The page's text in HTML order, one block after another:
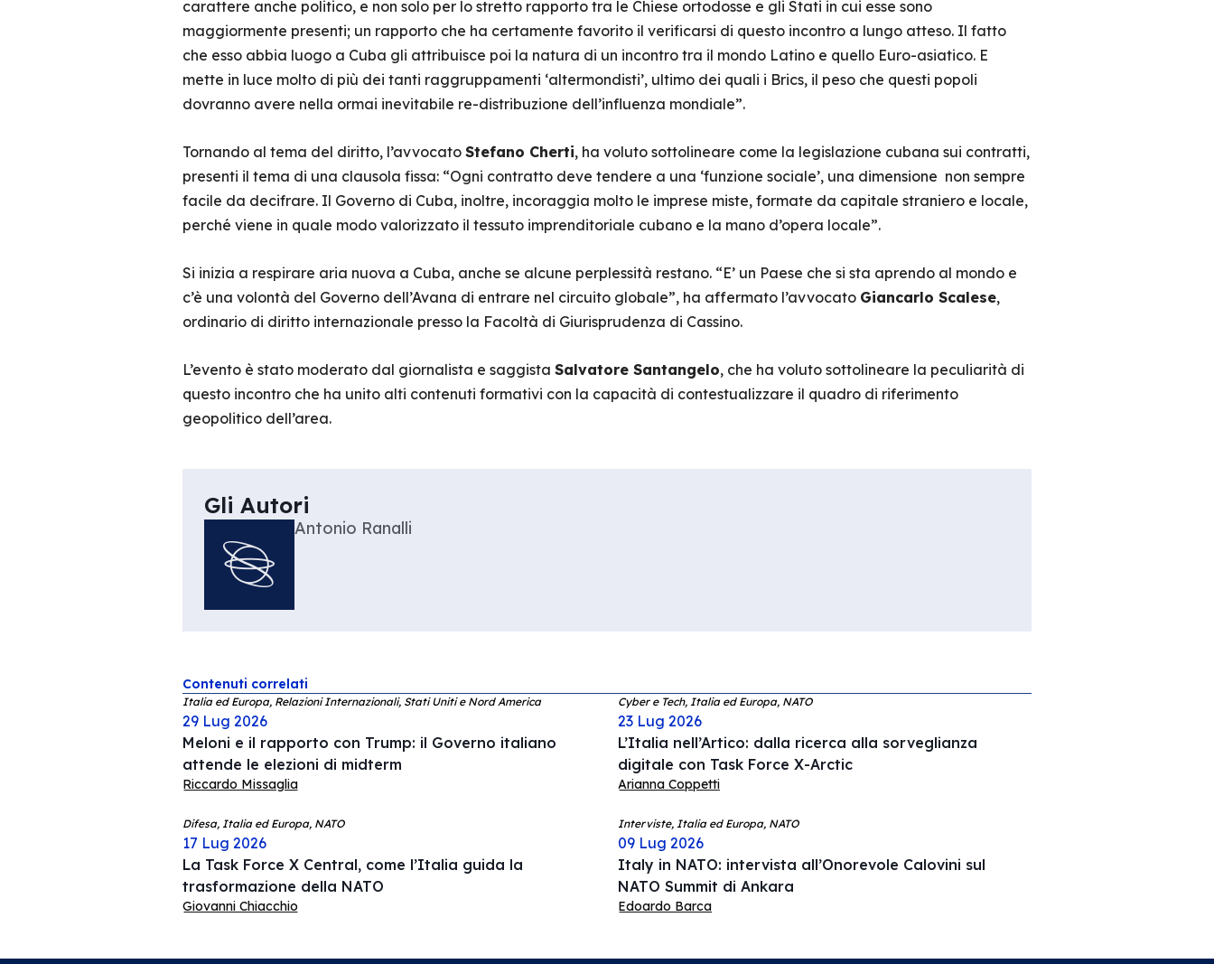
carattere anche politico, e non solo per lo stretto rapporto tra le Chiese ortodosse e gli Stati in cui esse sono
maggiormente presenti; un rapporto che ha certamente favorito il verificarsi di questo incontro a lungo atteso. Il fatto
che esso abbia luogo a Cuba gli attribuisce poi la natura di un incontro tra il mondo Latino e quello Euro-asiatico. E
mette in luce molto di più dei tanti raggruppamenti ‘altermondisti’, ultimo dei quali i Brics, il peso che questi popoli
dovranno avere nella ormai inevitabile re-distribuzione dell’influenza mondiale”.
Tornando al tema del diritto, l’avvocato Stefano Cherti, ha voluto sottolineare come la legislazione cubana sui contratti,
presenti il tema di una clausola fissa: “Ogni contratto deve tendere a una ‘funzione sociale’, una dimensione non sempre
facile da decifrare. Il Governo di Cuba, inoltre, incoraggia molto le imprese miste, formate da capitale straniero e locale,
perché viene in quale modo valorizzato il tessuto imprenditoriale cubano e la mano d’opera locale”.
Si inizia a respirare aria nuova a Cuba, anche se alcune perplessità restano. “E’ un Paese che si sta aprendo al mondo e
c’è una volontà del Governo dell’Avana di entrare nel circuito globale”, ha affermato l’avvocato Giancarlo Scalese,
ordinario di diritto internazionale presso la Facoltà di Giurisprudenza di Cassino.
L’evento è stato moderato dal giornalista e saggista Salvatore Santangelo, che ha voluto sottolineare la peculiarità di
questo incontro che ha unito alti contenuti formativi con la capacità di contestualizzare il quadro di riferimento
geopolitico dell’area.
Gli Autori
Antonio Ranalli
Contenuti correlati
Italia ed Europa, Relazioni Internazionali, Stati Uniti e Nord America
29 Lug 2026
Meloni e il rapporto con Trump: il Governo italiano
attende le elezioni di midterm
Riccardo Missaglia
Cyber e Tech, Italia ed Europa, NATO
23 Lug 2026
L’Italia nell’Artico: dalla ricerca alla sorveglianza
digitale con Task Force X-Arctic
Arianna Coppetti
Difesa, Italia ed Europa, NATO
17 Lug 2026
La Task Force X Central, come l’Italia guida la
trasformazione della NATO
Giovanni Chiacchio
Interviste, Italia ed Europa, NATO
09 Lug 2026
Italy in NATO: intervista all’Onorevole Calovini sul
NATO Summit di Ankara
Edoardo Barca